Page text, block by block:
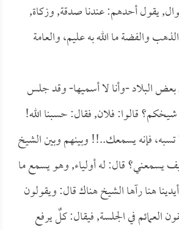
يقول أحدهم: عندنا صدقة, وزكاة,
والفضة ما الله به عليم، والعامة
البلاد -وأنا لا أسميها- وقد جلس
قالوا: فلان, فقال: حسبنا الله!
فإنه يسمعك..!! وبينهم وبين الشيخ
يسمعني؟ قال: له أولياء, وهو يسمع ما
هنا رآها الشيخ هناك قال: ويقولون
العمائم في الجلسة, فيقال: كلٌ يرفع